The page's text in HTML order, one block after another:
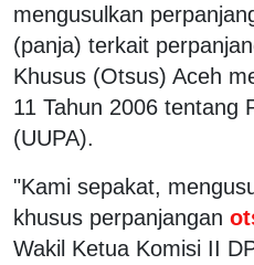
mengusulkan
(panja) terkait
Khusus (Otsus) Aceh
11 Tahun 2006 tentang
(UUPA).
"Kami sepakat,
khusus perpanjangan
Wakil Ketua Komisi II